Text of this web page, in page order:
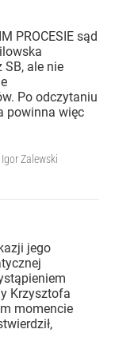
PROCESIE sąd
SB, ale nie
Po odczytaniu
powinna więc
Igor Zalewski
jego
Krzysztofa
momencie